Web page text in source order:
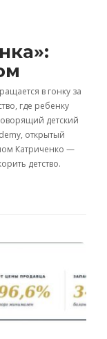
в гонку за
где ребенку
детский
открытый
Катриченко —
детство.